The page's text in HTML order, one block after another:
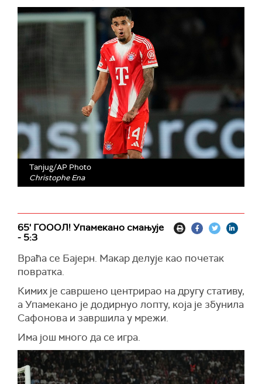
Tanjug/AP Photo
Christophe Ena
65' ГОООЛ! Упамекано смањује
- 5:3
Враћа се Бајерн. Макар делује као почетак
повратка.
Кимих је савршено центрирао на другу стативу,
а Упамекано је додирнуо лопту, која је збунила
Сафонова и завршила у мрежи.
Има још много да се игра.